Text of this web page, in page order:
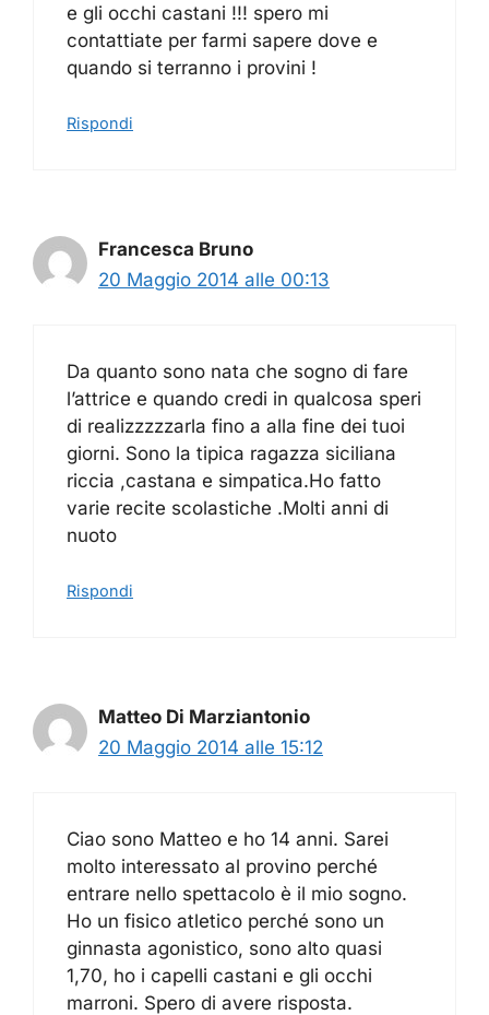
e gli occhi castani !!! spero mi
contattiate per farmi sapere dove e
quando si terranno i provini !
Rispondi
Francesca Bruno
20 Maggio 2014 alle 00:13
Da quanto sono nata che sogno di fare
l’attrice e quando credi in qualcosa speri
di realizzzzzarla fino a alla fine dei tuoi
giorni. Sono la tipica ragazza siciliana
riccia ,castana e simpatica.Ho fatto
varie recite scolastiche .Molti anni di
nuoto
Rispondi
Matteo Di Marziantonio
20 Maggio 2014 alle 15:12
Ciao sono Matteo e ho 14 anni. Sarei
molto interessato al provino perché
entrare nello spettacolo è il mio sogno.
Ho un fisico atletico perché sono un
ginnasta agonistico, sono alto quasi
1,70, ho i capelli castani e gli occhi
marroni. Spero di avere risposta.